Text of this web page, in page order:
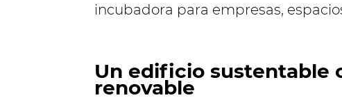
incubadora para empresas,
Un edificio sustentable
renovable